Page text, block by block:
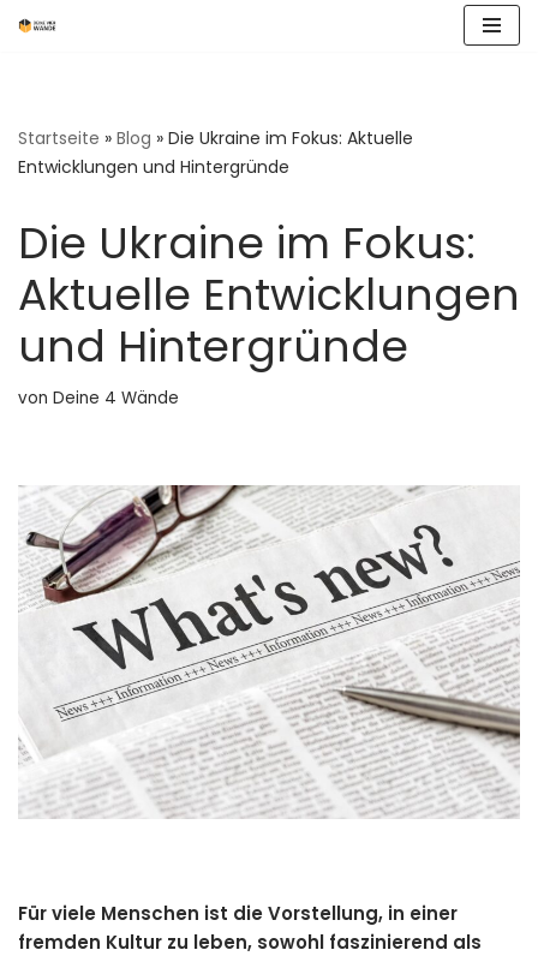
Startseite » Blog » Die Ukraine im Fokus: Aktuelle
Entwicklungen und Hintergründe
Die Ukraine im Fokus:
Aktuelle Entwicklungen
und Hintergründe
von Deine 4 Wände
Für viele Menschen ist die Vorstellung, in einer
fremden Kultur zu leben, sowohl faszinierend als